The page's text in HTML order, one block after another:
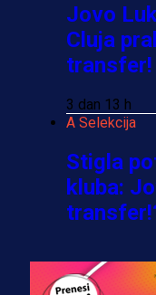
Jovo
Cluja
transfer!
3 dan 13 h
A Selekcija
Stigla
kluba:
A Selekcija